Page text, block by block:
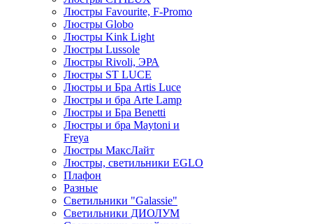
Люстры Favourite, F-Promo
Люстры Globo
Люстры Kink Light
Люстры Lussole
Люстры Rivoli, ЭРА
Люстры ST LUCE
Люстры и Бра Artis Luce
Люстры и бра Arte Lamp
Люстры и Бра Benetti
Люстры и бра Maytoni и
Freya
Люстры МаксЛайт
Люстры, светильники EGLO
Плафон
Разные
Светильники "Galassie"
Светильники ДИОЛУМ